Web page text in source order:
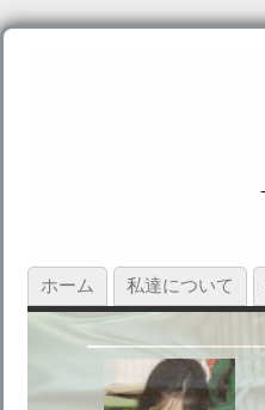
ホーム 私達について